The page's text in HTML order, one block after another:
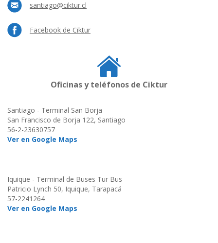
santiago@ciktur.cl
Facebook de Ciktur
Oficinas y teléfonos de Ciktur
Santiago - Terminal San Borja
San Francisco de Borja 122, Santiago
56-2-23630757
Ver en Google Maps
Iquique - Terminal de Buses Tur Bus
Patricio Lynch 50, Iquique, Tarapacá
57-2241264
Ver en Google Maps